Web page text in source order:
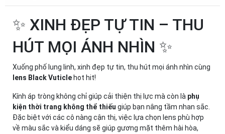
✨ XINH ĐẸP TỰ TIN – THU
HÚT MỌI ÁNH NHÌN ✨
Xuống phố lung linh, xinh đẹp tự tin, thu hút mọi ánh nhìn cùng
lens Black Vuticle hot hit!
Kính áp tròng không chỉ giúp cải thiện thị lực mà còn là phụ
kiện thời trang không thể thiếu giúp bạn nâng tầm nhan sắc.
Đặc biệt với các cô nàng cận thị, việc lựa chọn lens phù hợp
về màu sắc và kiểu dáng sẽ giúp gương mặt thêm hài hòa,